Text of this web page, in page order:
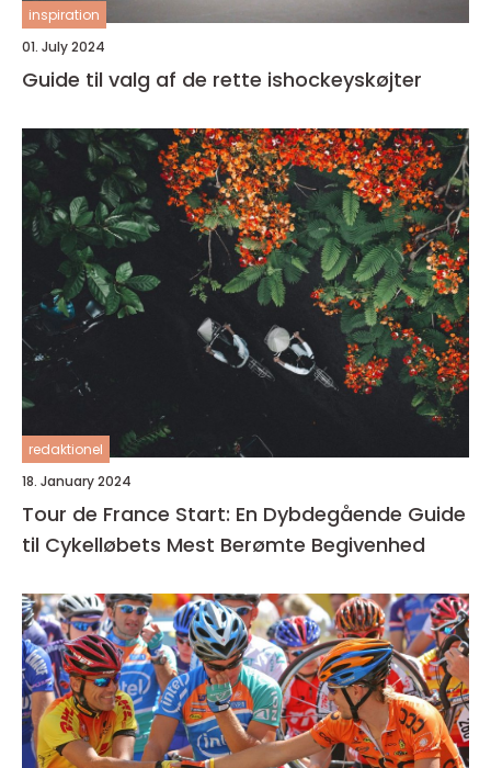
inspiration
01. July 2024
Guide til valg af de rette ishockeyskøjter
redaktionel
18. January 2024
Tour de France Start: En Dybdegående Guide
til Cykelløbets Mest Berømte Begivenhed